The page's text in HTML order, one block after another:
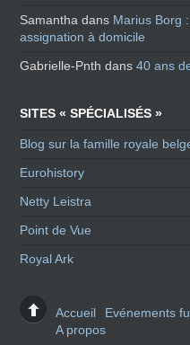
Samantha dans Marius Borg
assignation à domicile
Gabrielle-Pnth dans40 ans
SITES « SPÉCIALISÉS »
Blog sur la famille royale
Eurohistory
Netty Leistra
Point de Vue
Royal Ark
Accueil Evénements
A propos